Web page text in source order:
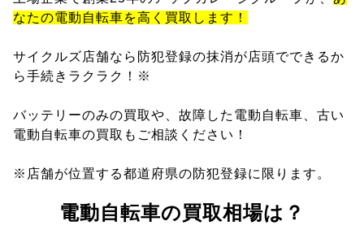
なたの電動自転車を高く買取します！
サイクルズ店舗なら防犯登録の抹消が店頭でできるか
ら手続きラクラク！※
バッテリーのみの買取や、故障した電動自転車、古い
電動自転車の買取もご相談ください！
※店舗が位置する都道府県の防犯登録に限ります。
電動自転車の買取相場は？